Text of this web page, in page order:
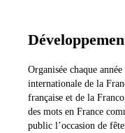
Organisée chaque
internationale de la
française et de la
des mots en France
public l’occasion de